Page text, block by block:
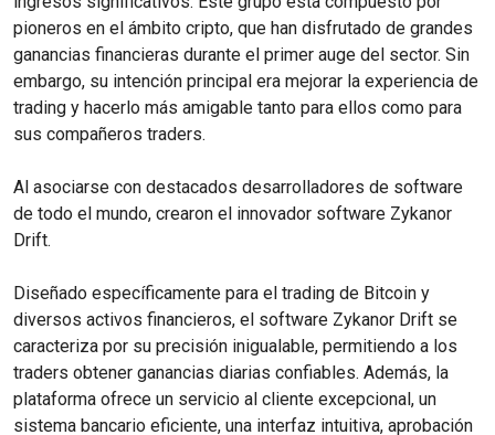
pioneros en el ámbito cripto, que han disfrutado de grandes
ganancias financieras durante el primer auge del sector. Sin
embargo, su intención principal era mejorar la experiencia de
trading y hacerlo más amigable tanto para ellos como para
sus compañeros traders.
Al asociarse con destacados desarrolladores de software
de todo el mundo, crearon el innovador software Zykanor
Drift.
Diseñado específicamente para el trading de Bitcoin y
diversos activos financieros, el software Zykanor Drift se
caracteriza por su precisión inigualable, permitiendo a los
traders obtener ganancias diarias confiables. Además, la
plataforma ofrece un servicio al cliente excepcional, un
sistema bancario eficiente, una interfaz intuitiva, aprobación